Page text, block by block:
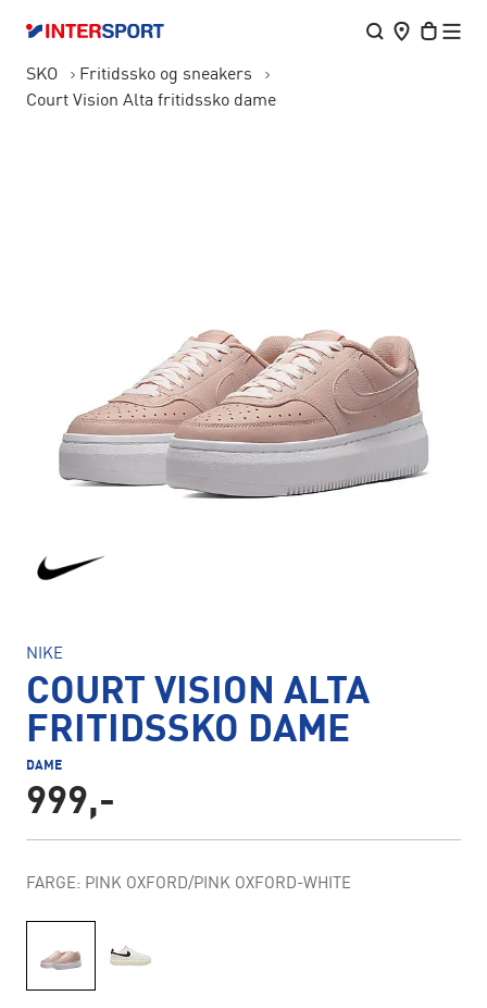
SKO
Fritidssko og sneakers
Court Vision Alta fritidssko dame
NIKE
COURT VISION ALTA
FRITIDSSKO DAME
DAME
999,-
FARGE: PINK OXFORD/PINK OXFORD-WHITE